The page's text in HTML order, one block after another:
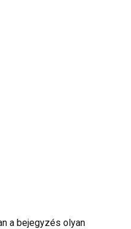
a bejegyzés olyan